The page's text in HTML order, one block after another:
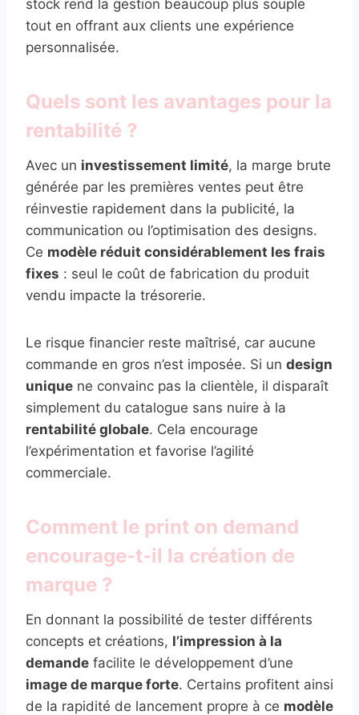
stock rend la gestion beaucoup plus souple
tout en offrant aux clients une expérience
personnalisée.
Quels sont les avantages pour la
rentabilité ?
Avec un investissement limité, la marge brute
générée par les premières ventes peut être
réinvestie rapidement dans la publicité, la
communication ou l’optimisation des designs.
Ce modèle réduit considérablement les frais
fixes : seul le coût de fabrication du produit
vendu impacte la trésorerie.
Le risque financier reste maîtrisé, car aucune
commande en gros n’est imposée. Si un design
unique ne convainc pas la clientèle, il disparaît
simplement du catalogue sans nuire à la
rentabilité globale. Cela encourage
l’expérimentation et favorise l’agilité
commerciale.
Comment le print on demand
encourage-t-il la création de
marque ?
En donnant la possibilité de tester différents
concepts et créations, l’impression à la
demande facilite le développement d’une
image de marque forte. Certains profitent ainsi
de la rapidité de lancement propre à ce modèle